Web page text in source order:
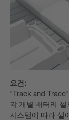
요건:
"Track and
각 개별 배터리
시스템에 따라 셀